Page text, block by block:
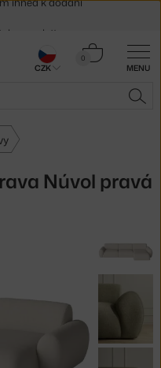
MENU
0
Košík
Núvol pravá
zboží
CZK